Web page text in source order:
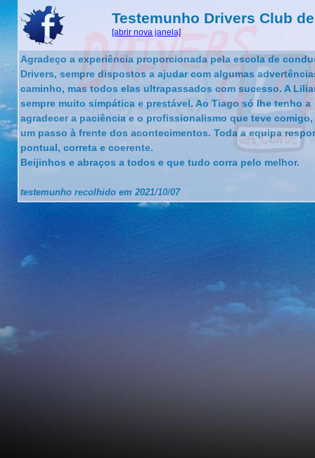
Testemunho Drivers Club
[abrir nova janela]
Agradeço a experiência proporcionada pela escola de
Drivers, sempre dispostos a ajudar com algumas
caminho, mas todos elas ultrapassados com sucesso. A
sempre muito simpática e prestável. Ao Tiago só lhe tenho a
agradecer a paciência e o profissionalismo que teve comigo,
um passo à frente dos acontecimentos. Toda a equipa
pontual, correta e coerente.
Beijinhos e abraços a todos e que tudo corra pelo melhor.
testemunho recolhido em 2021/10/07